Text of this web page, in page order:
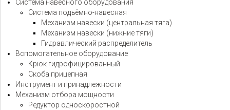
Система навесного оборудования
Система подъёмно-навесная
Механизм навески (центральная тяга)
Механизм навески (нижние тяги)
Гидравлический распределитель
Вспомогательное оборудование
Крюк гидрофицированный
Скоба прицепная
Инструмент и принадлежности
Механизм отбора мощности
Редуктор односкоростной